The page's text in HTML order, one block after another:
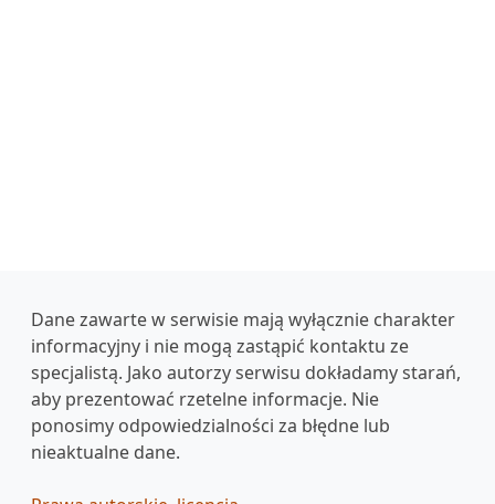
Dane zawarte w serwisie mają wyłącznie charakter
informacyjny i nie mogą zastąpić kontaktu ze
specjalistą. Jako autorzy serwisu dokładamy starań,
aby prezentować rzetelne informacje. Nie
ponosimy odpowiedzialności za błędne lub
nieaktualne dane.